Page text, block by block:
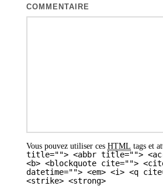
COMMENTAIRE
Vous pouvez utiliser ces HTML tags et
title=""> <abbr title="">
<b> <blockquote cite="">
datetime=""> <em> <i> <q
<strike> <strong>